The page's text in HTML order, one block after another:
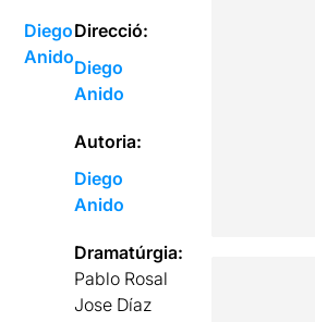
Diego
Anido
Direcció:
Diego
Anido
Autoria:
Diego
Anido
Dramatúrgia:
Pablo Rosal
Jose Díaz